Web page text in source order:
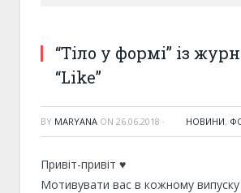
“Тіло у формі” із
“Like”
BY MARYANA ON 26.06.2018 · НОВИНИ,
Привіт-привіт ♥
Мотивувати вас в кожному